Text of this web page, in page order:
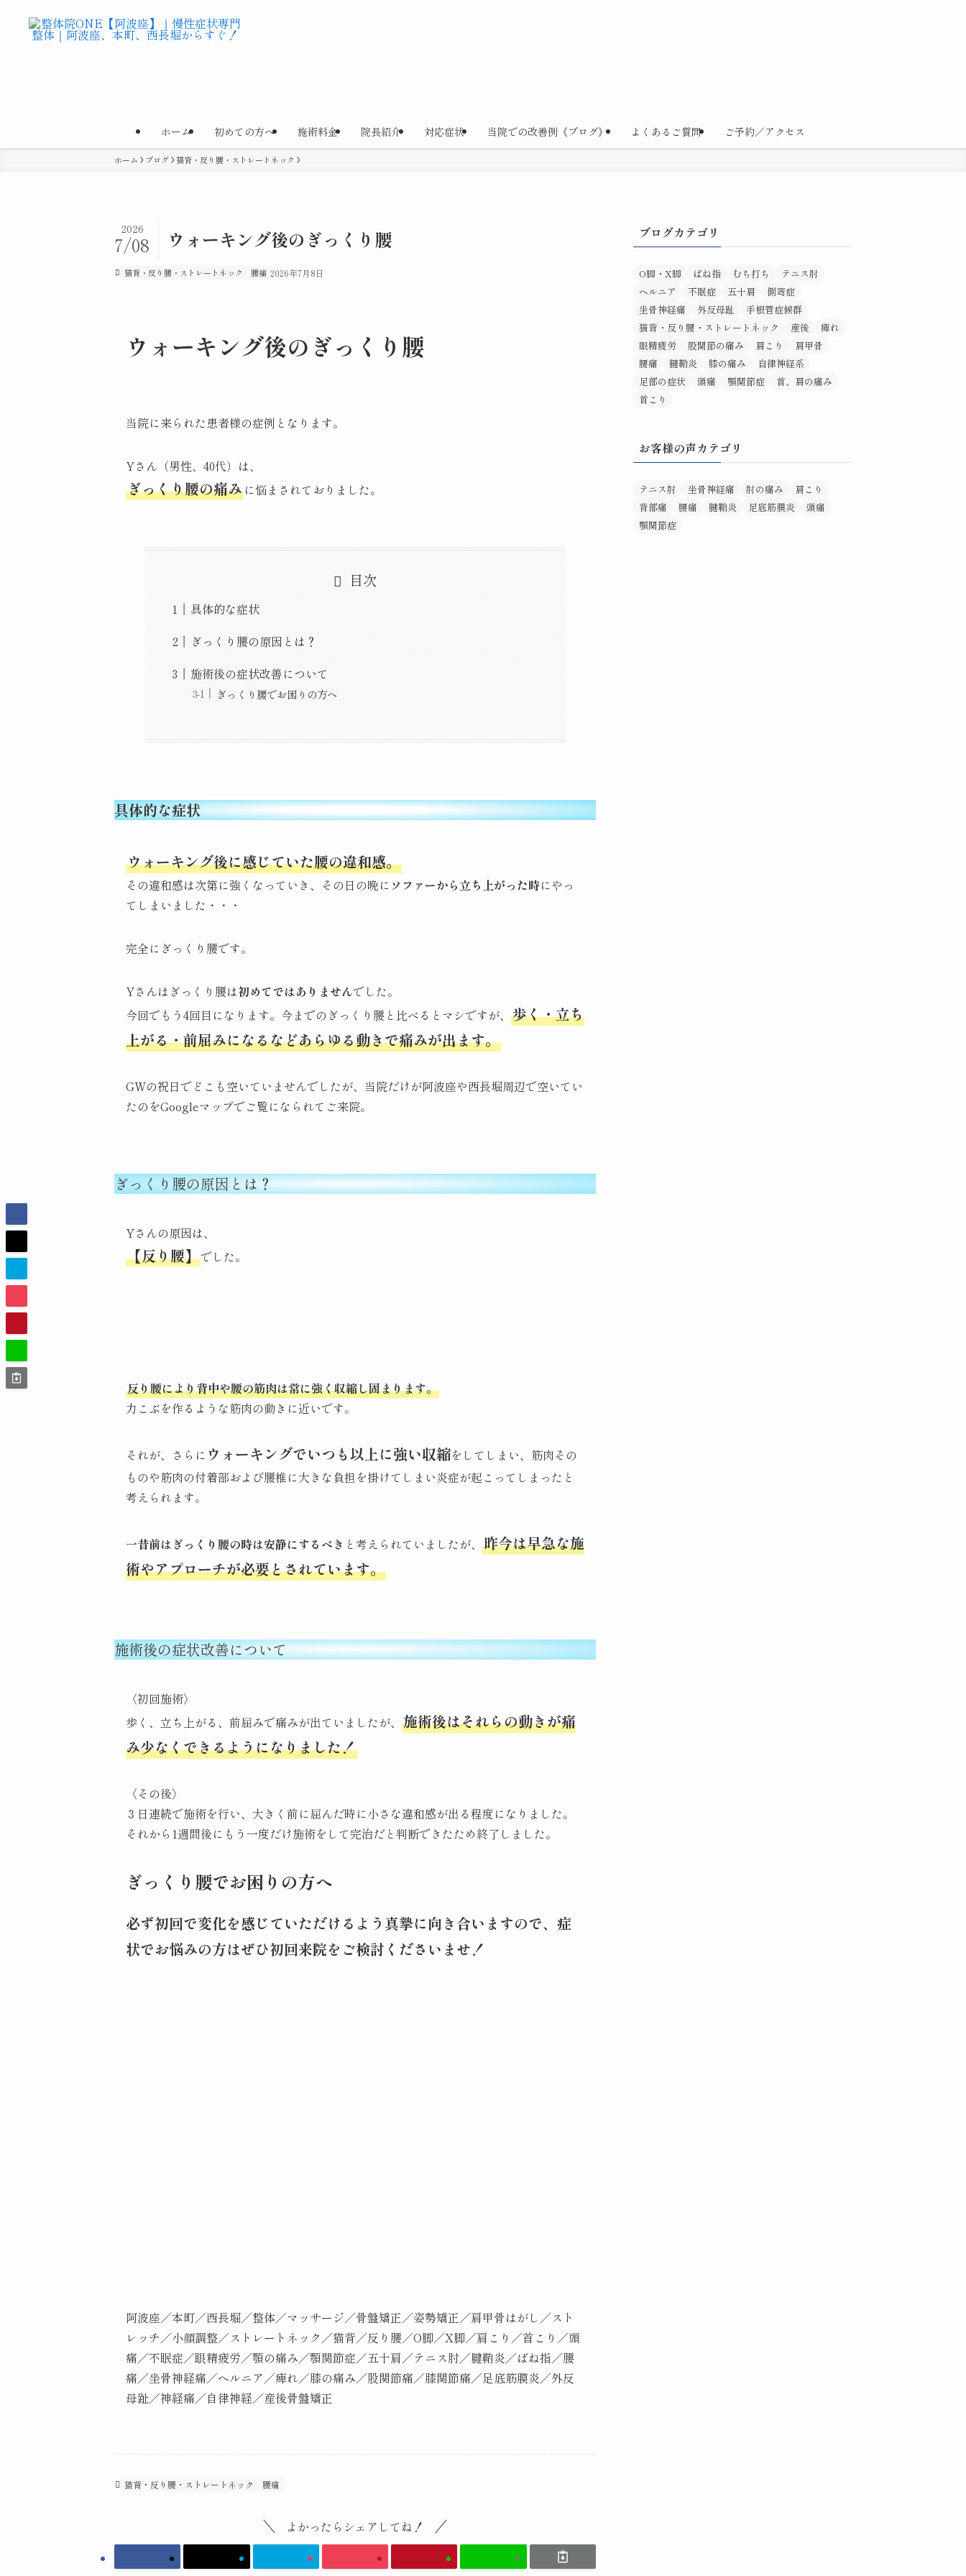
ホーム 初めての方へ 施術料金 院長紹介 対応症状 当院での改善例《ブログ》 よくあるご質問 ご予約／アクセス
ホーム ブログ 猫背・反り腰・ストレートネック
ウォーキング後のぎっくり腰
2026
7/08
猫背・反り腰・ストレートネック 腰痛 2026年7月8日
ウォーキング後のぎっくり腰
当院に来られた患者様の症例となります。
Yさん（男性、40代）は、
ぎっくり腰の痛み に悩まされておりました。
目次
具体的な症状
ぎっくり腰の原因とは？
施術後の症状改善について
ぎっくり腰でお困りの方へ
具体的な症状
ウォーキング後に感じていた腰の違和感。
その違和感は次第に強くなっていき、その日の晩にソファーから立ち上がった時にやっ
てしまいました・・・
完全にぎっくり腰です。
Yさんはぎっくり腰は初めてではありませんでした。
今回でもう4回目になります。今までのぎっくり腰と比べるとマシですが、 歩く・立ち
上がる・前屈みになるなどあらゆる動きで痛みが出ます。
GWの祝日でどこも空いていませんでしたが、当院だけが阿波座や西長堀周辺で空いてい
たのをGoogleマップでご覧になられてご来院。
ぎっくり腰の原因とは？
Yさんの原因は、
【反り腰】でした。
反り腰により背中や腰の筋肉は常に強く収縮し固まります。
力こぶを作るような筋肉の動きに近いです。
それが、さらに ウォーキングでいつも以上に強い収縮をしてしまい、筋肉その
ものや筋肉の付着部および腰椎に大きな負担を掛けてしまい炎症が起こってしまったと
考えられます。
一昔前はぎっくり腰の時は安静にするべき と考えられていましたが、 昨今は早急な施
術やアプローチが必要とされています。
施術後の症状改善について
〈初回施術〉
歩く、立ち上がる、前屈みで痛みが出ていましたが、 施術後はそれらの動きが痛
み少なくできるようになりました！
〈その後〉
３日連続で施術を行い、大きく前に屈んだ時に小さな違和感が出る程度になりました。
それから1週間後にもう一度だけ施術をして完治だと判断できたため終了しました。
ぎっくり腰でお困りの方へ
必ず初回で変化を感じていただけるよう真摯に向き合いますので、症
状でお悩みの方はぜひ初回来院をご検討くださいませ！
阿波座／本町／西長堀／整体／マッサージ／骨盤矯正／姿勢矯正／肩甲骨はがし／スト
レッチ／小顔調整／ストレートネック／猫背／反り腰／O脚／X脚／肩こり／首こり／頭
痛／不眠症／眼精疲労／顎の痛み／顎関節症／五十肩／テニス肘／腱鞘炎／ばね指／腰
痛／坐骨神経痛／ヘルニア／痺れ／膝の痛み／股関節痛／膝関節痛／足底筋膜炎／外反
母趾／神経痛／自律神経／産後骨盤矯正
猫背・反り腰・ストレートネック 腰痛
よかったらシェアしてね！
ブログカテゴリ
O脚・X脚 ばね指 むち打ち
テニス肘
ヘルニア
不眠症 五十肩
側弯症
坐骨神経痛
外反母趾
手根管症候群
猫背・反り腰・ストレートネック
産後
痺れ
眼精疲労
股関節の痛み 肩こり
肩甲骨
腰痛
腱鞘炎 膝の痛み
自律神経系
足部の症状
頭痛 顎関節症
首、肩の痛み
首こり
お客様の声カテゴリ
テニス肘 坐骨神経痛 肘の痛み
肩こり
背部痛
腰痛 腱鞘炎 足底筋膜炎
頭痛
顎関節症